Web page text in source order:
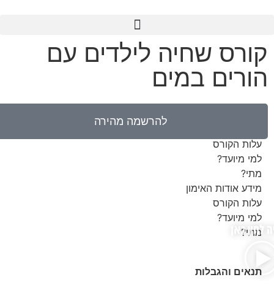
קורס שחיה לילדים עם
הורים במים
להרשמה מהירה
עלות הקורס
למי מיועד?
מתי?
מידע אודות האימון
עלות הקורס
למי מיועד?
מתי?
תנאים והגבלות